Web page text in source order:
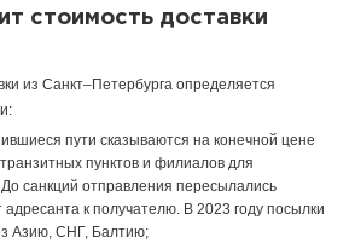
стоимость доставки
из Санкт–Петербурга определяется
пути сказываются на конечной цене
пунктов и филиалов для
санкций отправления пересылались
к получателю. В 2023 году посылки
Азию, СНГ, Балтию;